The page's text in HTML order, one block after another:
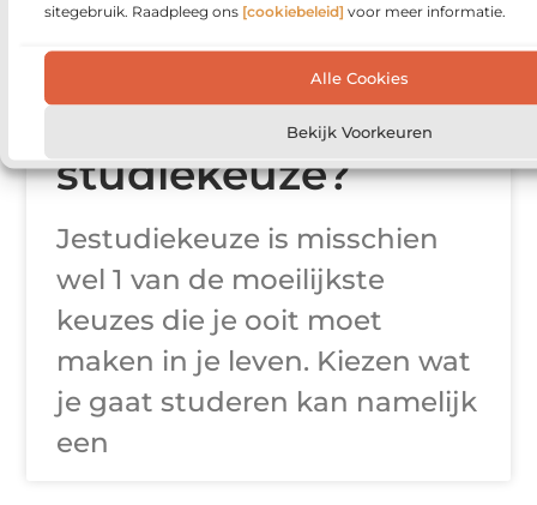
sitegebruik. Raadpleeg ons [cookiebeleid] voor meer informatie.
Alle Cookies
Bekijk Voorkeuren
Een duurzame
studiekeuze?
Jestudiekeuze is misschien
wel 1 van de moeilijkste
keuzes die je ooit moet
maken in je leven. Kiezen wat
je gaat studeren kan namelijk
een